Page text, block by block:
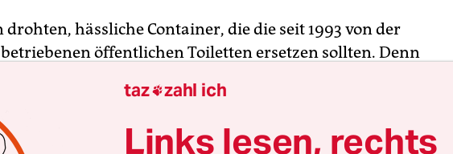
hässliche Container, die die seit 1993 von der
öffentlichen Toiletten ersetzen sollten. Denn
rechtzeitig verfügbar. Umso überraschender ist, was
Regine Günther am Dienstag verkündete: Die Firma
die nächsten 15 Jahre den Zuschlag bekommen. Sie gab
taz zahl ich
Links lesen, rechts